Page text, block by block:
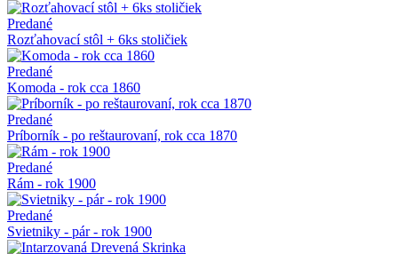
Predané
Rozťahovací stôl + 6ks stoličiek
Predané
Komoda - rok cca 1860
Predané
Príborník - po reštaurovaní, rok cca 1870
Predané
Rám - rok 1900
Predané
Svietniky - pár - rok 1900